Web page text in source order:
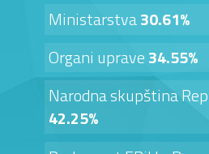
Ministarstva30.61%
Organi uprave34.55%
Narodna skupština
42.25%